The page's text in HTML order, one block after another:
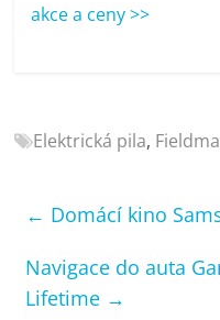
Nejlepší
recenze,
notebooky,
mobilní
telefony,
kávovary,
akce a ceny >>
Elektrická pila,
← Domácí kino
Navigace do auta
Lifetime →